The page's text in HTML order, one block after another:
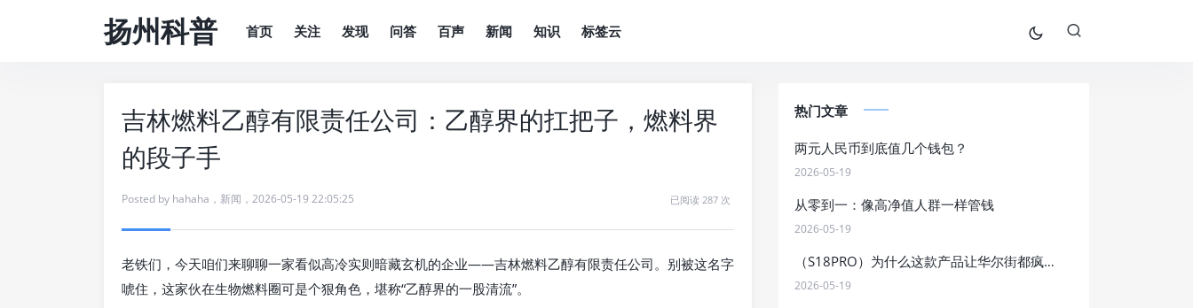
扬州科普 首页 关注 发现 问答 百声 新闻 知识 标签云
吉林燃料乙醇有限责任公司：乙醇界的扛把子，燃料界
的段子手
Posted by hahaha ， 新闻 ， 2026-05-19 22:05:25 已阅读 287 次
老铁们，今天咱们来聊聊一家看似高冷实则暗藏玄机的企业——吉林燃料乙醇有限责任公司。别被这名字
唬住，这家伙在生物燃料圈可是个狠角色，堪称“乙醇界的一股清流”。
热门文章
两元人民币到底值几个钱包？
2026-05-19
从零到一：像高净值人群一样管钱
2026-05-19
（S18PRO）为什么这款产品让华尔街都疯狂了？
2026-05-19